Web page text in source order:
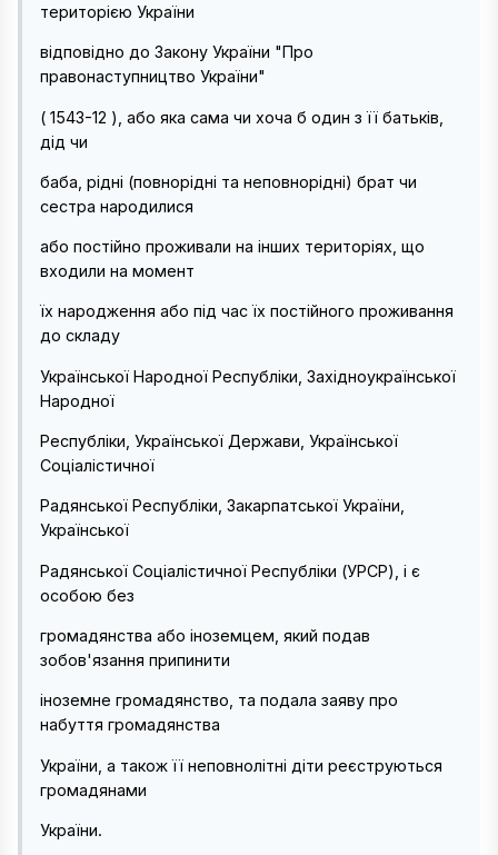
територією України
відповідно до Закону України "Про
правонаступництво України"
( 1543-12 ), або яка сама чи хоча б один з її батьків,
дід чи
баба, рідні (повнорідні та неповнорідні) брат чи
сестра народилися
або постійно проживали на інших територіях, що
входили на момент
їх народження або під час їх постійного проживання
до складу
Української Народної Республіки, Західноукраїнської
Народної
Республіки, Української Держави, Української
Соціалістичної
Радянської Республіки, Закарпатської України,
Української
Радянської Соціалістичної Республіки (УРСР), і є
особою без
громадянства або іноземцем, який подав
зобов'язання припинити
іноземне громадянство, та подала заяву про
набуття громадянства
України, а також її неповнолітні діти реєструються
громадянами
України.